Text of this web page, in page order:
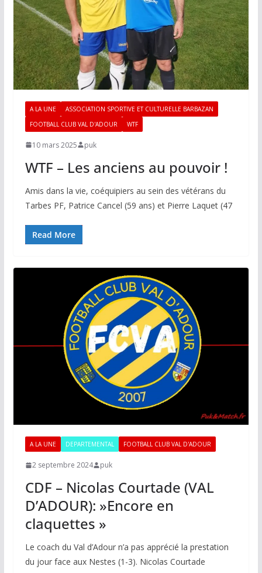
A LA UNE
ASSOCIATION SPORTIVE ET CULTURELLE BARBAZAN
FOOTBALL CLUB VAL D'ADOUR
WTF
10 mars 2025 puk
WTF – Les anciens au pouvoir !
Amis dans la vie, coéquipiers au sein des vétérans du
Tarbes PF, Patrice Cancel (59 ans) et Pierre Laquet (47
Read More
A LA UNE DEPARTEMENTAL FOOTBALL CLUB VAL D'ADOUR
2 septembre 2024 puk
CDF – Nicolas Courtade (VAL
D’ADOUR): »Encore en
claquettes »
Le coach du Val d’Adour n’a pas apprécié la prestation
du jour face aux Nestes (1-3). Nicolas Courtade